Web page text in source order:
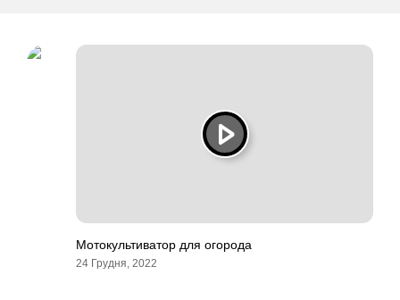
Мотокультиватор для огорода
24 Грудня, 2022